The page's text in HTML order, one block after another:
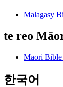
Malagasy
te reo
Maori
한국어